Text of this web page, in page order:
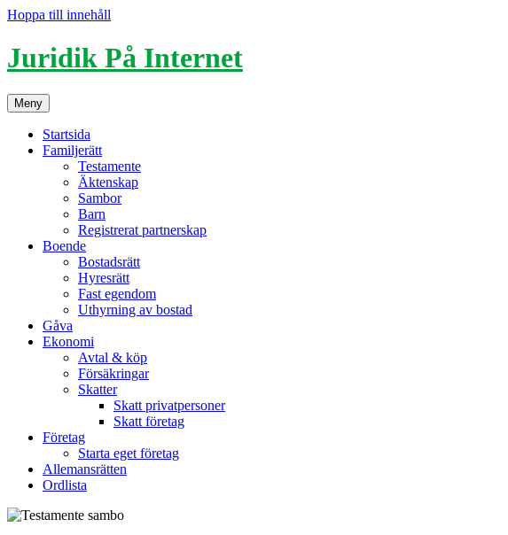
Hoppa till innehåll
Juridik På Internet
Meny
Startsida
Familjerätt
Testamente
Äktenskap
Sambor
Barn
Registrerat partnerskap
Boende
Bostadsrätt
Hyresrätt
Fast egendom
Uthyrning av bostad
Gåva
Ekonomi
Avtal & köp
Försäkringar
Skatter
Skatt privatpersoner
Skatt företag
Företag
Starta eget företag
Allemansrätten
Ordlista